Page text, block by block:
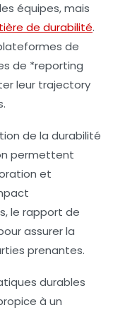
équipes, mais
de durabilité.
de
de *reporting
leur trajectory
de la durabilité
permettent
et
le rapport de
assurer la
prenantes.
durables
à un